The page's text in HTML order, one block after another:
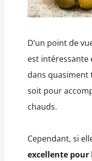
D’un point de
est intéressante
dans quasiment
soit pour
chauds.
Cependant, si
excellente pour